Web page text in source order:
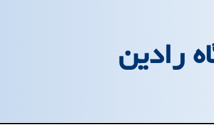
رادین